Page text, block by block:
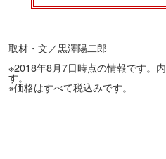
取材・文／黒澤陽二郎
※2018年8月7日時点の情報です。
す。
※価格はすべて税込みです。